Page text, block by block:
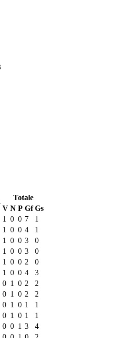
Totale
V N P Gf Gs
1 0 0 7
1
1 0 0 4
1
1 0 0 3
0
1 0 0 3
0
1 0 0 2
0
1 0 0 4
3
0 1 0 2
2
0 1 0 2
2
0 1 0 1
1
0 1 0 1
1
0 0 1 3
4